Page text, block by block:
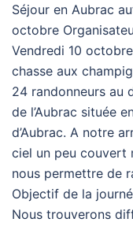
Séjour en Aubrac
octobre
Vendredi 10
chasse aux
24 randonneurs au
de l’Aubrac située
d’Aubrac. A notre
ciel un peu couvert
nous permettre de
Objectif de la
Nous trouverons